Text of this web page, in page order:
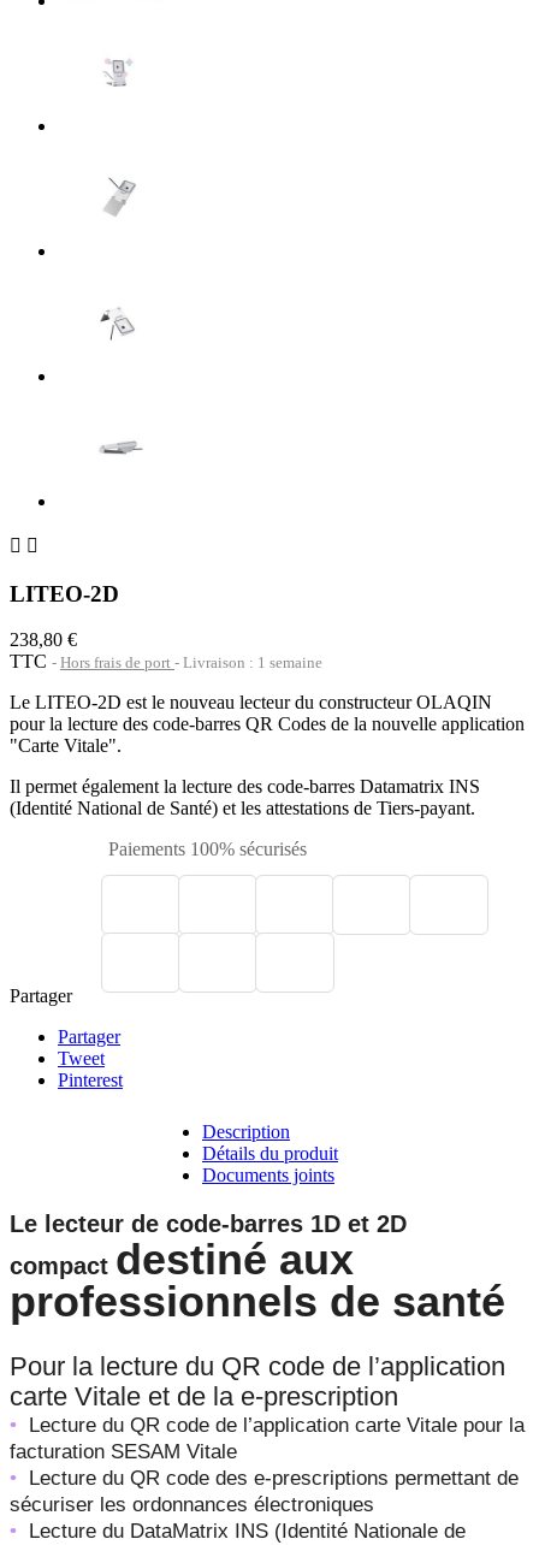
 
LITEO-2D
238,80 €
TTC
Hors frais de port Livraison : 1 semaine
Le LITEO-2D est le nouveau lecteur du constructeur OLAQIN
pour la lecture des code-barres QR Codes de la nouvelle application
"Carte Vitale".
Il permet également la lecture des code-barres Datamatrix INS
(Identité National de Santé) et les attestations de Tiers-payant.
Paiements 100% sécurisés
Partager
Partager
Tweet
Pinterest
Description
Détails du produit
Documents joints
Le lecteur de code-barres 1D et 2D
compact destiné aux
professionnels de santé
Pour la lecture du QR code de l’application
carte Vitale et de la e-prescription
• Lecture du QR code de l’application carte Vitale pour la
facturation SESAM Vitale
•
Lecture du QR code des e-prescriptions permettant de
sécuriser les ordonnances électroniques
•
Lecture du DataMatrix INS (Identité Nationale de